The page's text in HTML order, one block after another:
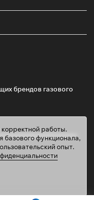
брендов газового
работы.
базового функционала,
опыт.